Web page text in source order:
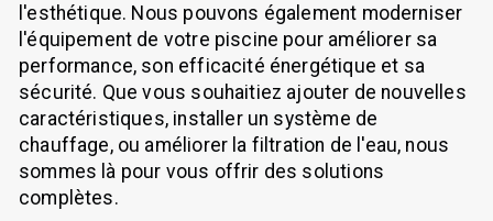
l'esthétique. Nous pouvons également moderniser
l'équipement de votre piscine pour améliorer sa
performance, son efficacité énergétique et sa
sécurité. Que vous souhaitiez ajouter de nouvelles
caractéristiques, installer un système de
chauffage, ou améliorer la filtration de l'eau, nous
sommes là pour vous offrir des solutions
complètes.